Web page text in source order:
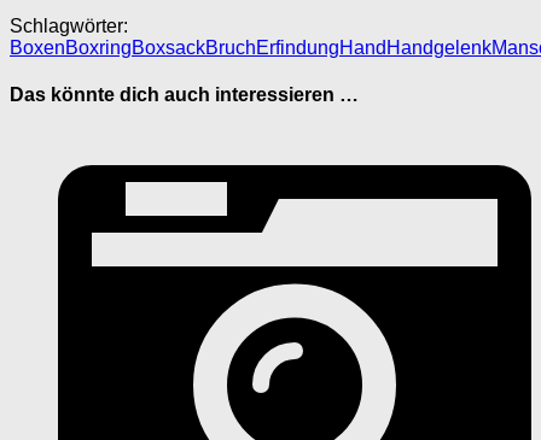
Schlagwörter:
BoxenBoxringBoxsackBruchErfindungHand Handgelenk
Das könnte dich auch interessieren …